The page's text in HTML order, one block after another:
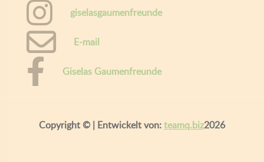
giselasgaumenfreunde
E-mail
Giselas Gaumenfreunde
Copyright © | Entwickelt von:teamq.biz2026